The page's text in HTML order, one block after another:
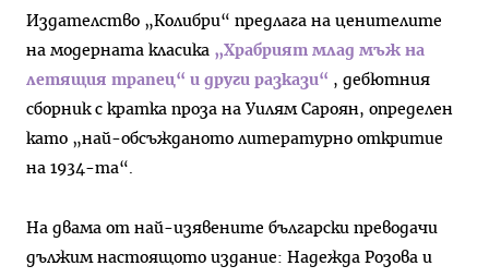
Издателство „Колибри“ предлага на ценителите
на модерната класика „Храбрият млад мъж на
летящия трапец“ и други разкази“ , дебютния
сборник с кратка проза на Уилям Сароян, определен
като „най-обсъжданото литературно откритие
на 1934-та“.
На двама от най-изявените български преводачи
дължим настоящото издание: Надежда Розова и